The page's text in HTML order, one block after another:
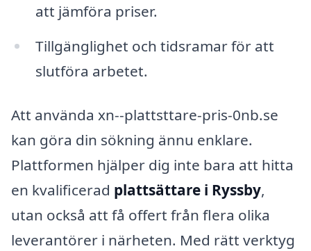
att jämföra priser.
Tillgänglighet och tidsramar för att
slutföra arbetet.
Att använda xn--plattsttare-pris-0nb.se
kan göra din sökning ännu enklare.
Plattformen hjälper dig inte bara att hitta
en kvalificerad plattsättare i Ryssby,
utan också att få offert från flera olika
leverantörer i närheten. Med rätt verktyg